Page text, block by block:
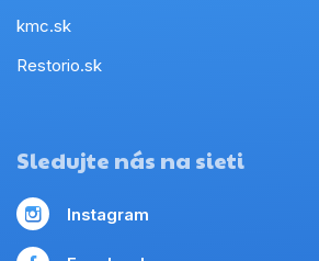
kmc.sk
Restorio.sk
Sledujte nás na sieti
Instagram